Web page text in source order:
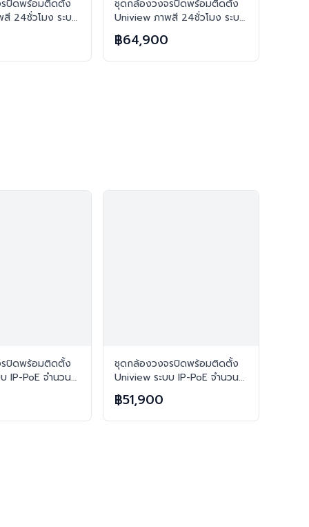
ปิดพร้อมติดตั้ง
24ชั่วโมง ระบบ
8 ตัว ความคม
ภาพพร้อมเสียง
ศทาง
ชุดกล้องวงจรปิดพร้อมติดตั้ง
Uniview ภาพสี 24ชั่วโมง ระบบ
IP-PoE จำนวน 10 ตัว ความคม
ชัด 2MP บันทึกภาพพร้อมเสียง
และตอบโต้2ทิศทาง
฿64,900
ปิดพร้อมติดตั้ง
IP-PoE จำนวน
ด 3MP บันทึก
ชุดกล้องวงจรปิดพร้อมติดตั้ง
Uniview ระบบ IP-PoE จำนวน
10 ตัว ความคมชัด 3MP บันทึก
ภาพพร้อมเสียง
฿51,900